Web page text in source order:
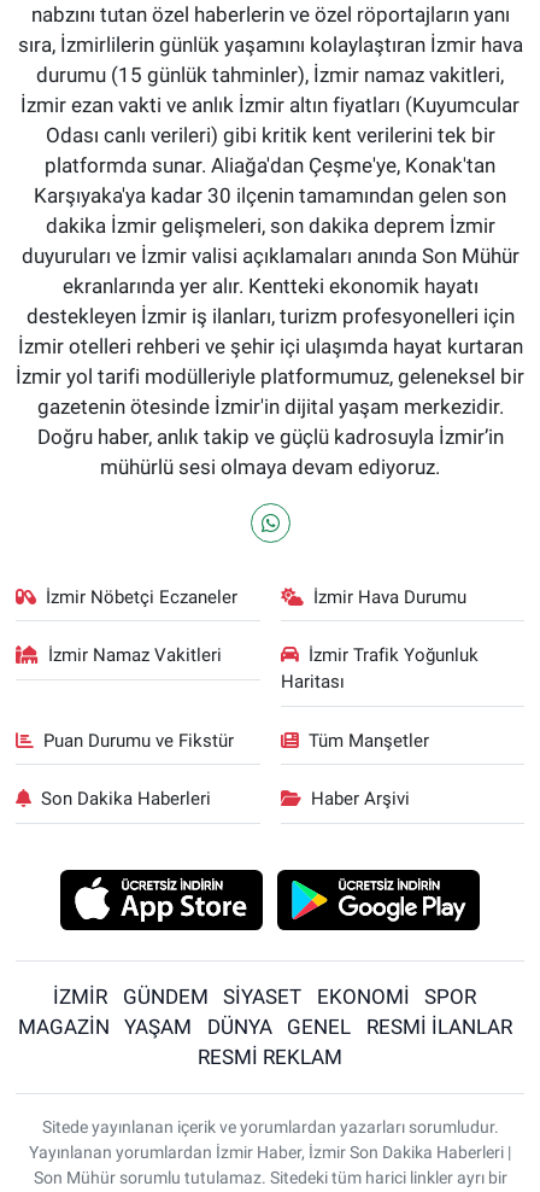
nabzını tutan özel haberlerin ve özel röportajların yanı
sıra, İzmirlilerin günlük yaşamını kolaylaştıran İzmir hava
durumu (15 günlük tahminler), İzmir namaz vakitleri,
İzmir ezan vakti ve anlık İzmir altın fiyatları (Kuyumcular
Odası canlı verileri) gibi kritik kent verilerini tek bir
platformda sunar. Aliağa'dan Çeşme'ye, Konak'tan
Karşıyaka'ya kadar 30 ilçenin tamamından gelen son
dakika İzmir gelişmeleri, son dakika deprem İzmir
duyuruları ve İzmir valisi açıklamaları anında Son Mühür
ekranlarında yer alır. Kentteki ekonomik hayatı
destekleyen İzmir iş ilanları, turizm profesyonelleri için
İzmir otelleri rehberi ve şehir içi ulaşımda hayat kurtaran
İzmir yol tarifi modülleriyle platformumuz, geleneksel bir
gazetenin ötesinde İzmir'in dijital yaşam merkezidir.
Doğru haber, anlık takip ve güçlü kadrosuyla İzmir’in
mühürlü sesi olmaya devam ediyoruz.
İzmir Nöbetçi Eczaneler İzmir Hava Durumu
İzmir Namaz Vakitleri
İzmir Trafik Yoğunluk
Haritası
Puan Durumu ve Fikstür Tüm Manşetler
Son Dakika Haberleri Haber Arşivi
İZMİR GÜNDEM SİYASET EKONOMİ
SPOR
MAGAZİN
YAŞAM DÜNYA GENEL
RESMİ İLANLAR
RESMİ REKLAM
Sitede yayınlanan içerik ve yorumlardan yazarları sorumludur.
Yayınlanan yorumlardan İzmir Haber, İzmir Son Dakika Haberleri |
Son Mühür sorumlu tutulamaz. Sitedeki tüm harici linkler ayrı bir